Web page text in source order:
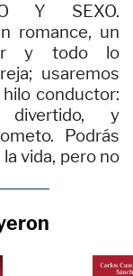
Y SEXO.
romance, un
y todo lo
usaremos
conductor:
y
Podrás
vida, pero no